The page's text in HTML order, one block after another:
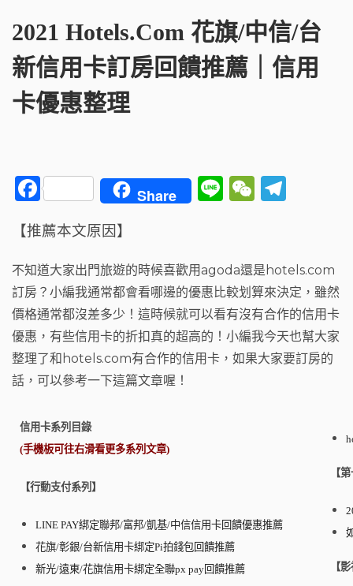
2021 Hotels.com 花旗/中信/台
新信用卡訂房回饋推薦｜信用
卡優惠整理
F
c
e
b
o
o
k
Share
Li W
h
a
t
g
ra
m
【推薦本文原因】
不知道大家出門旅遊的時候喜歡用agoda還是hotels.com
訂房？小編我通常都會看哪邊的優惠比較划算來決定，雖然
價格通常都沒差多少！這時候就可以看有沒有合作的信用卡
優惠，有些信用卡的折扣真的超高的！小編我今天也幫大家
整理了和hotels.com有合作的信用卡，如果大家要訂房的
話，可以參考一下這篇文章喔！
信用卡系列目錄
(手機板可往右滑看更多系列文章)
【行動支付系列】
LINE PAY綁定聯邦/富邦/凱基/中信信用卡回饋優惠推薦
花旗/彰銀/台新信用卡綁定Pi拍錢包回饋推薦
新光/遠東/花旗信用卡綁定全聯px pay回饋推薦
【
【